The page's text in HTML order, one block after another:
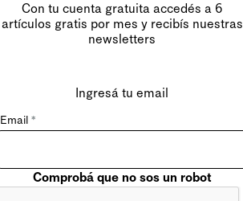
Con tu cuenta gratuita accedés a 6
artículos gratis por mes y recibís nuestras
newsletters
Ingresá tu email
Email *
Comprobá que no sos un robot